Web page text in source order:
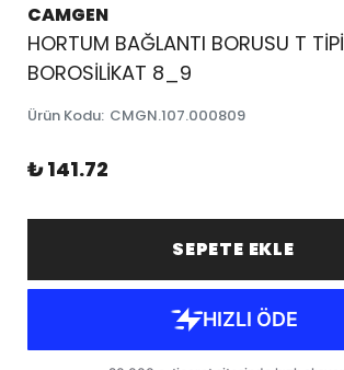
CAMGEN
HORTUM BAĞLANTI BORUSU T TİPİ
BOROSİLİKAT 8_9
Ürün Kodu: CMGN.107.000809
₺ 141.72
SEPETE EKLE